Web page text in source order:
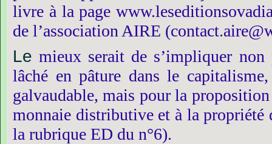
livre à la page
de l’association AIRE
Le mieux serait de s’impliquer non
lâché en pâture dans le capitalisme,
galvaudable, mais pour la proposition
monnaie distributive et à la propriété
la rubrique ED du n°6).